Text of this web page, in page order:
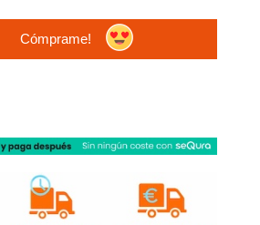
Cómprame!